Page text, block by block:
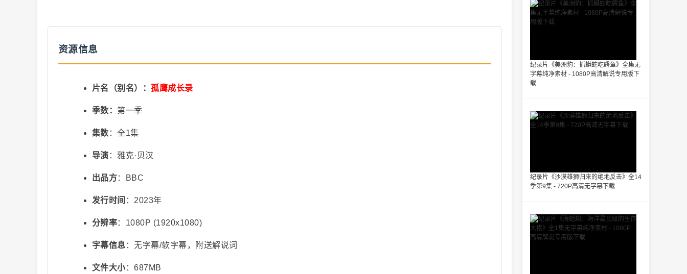
短
资源信息
片名（别名）：孤鹰成长录
季数： 第一季
集数 ：全1集
导演 ：雅克·贝汉
出品方：BBC
发行时间 ：2023年
分辨率：1080P (1920x1080)
字幕信息 ：无字幕/软字幕，附送解说词
文件大小：687MB
纪录片《美洲豹：抓蟒蛇吃鳄鱼》全集无
字幕纯净素材 - 1080P高清解说专用版下
载
纪录片《沙漠雄狮归来的绝地反击》全14
季第9集 - 720P高清无字幕下载